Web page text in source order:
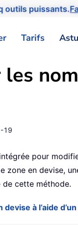
outils puissants.
Tarifs
19
pour
zone en devise,
cette méthode.
à l’aide